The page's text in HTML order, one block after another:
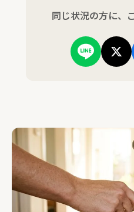
同じ状況の方に、